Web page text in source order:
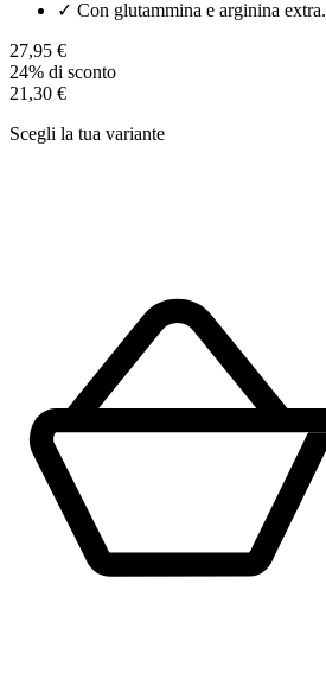
✓ Con glutammina e arginina extra.
27,95 €
24% di sconto
21,30 €
Scegli la tua variante